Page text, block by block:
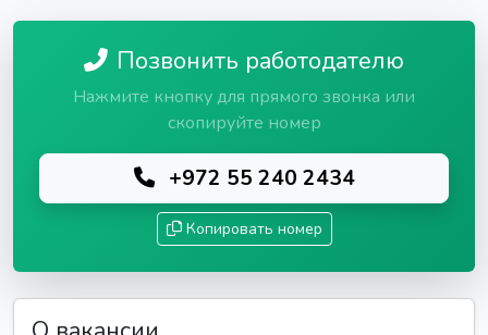
Позвонить работодателю
Нажмите кнопку для прямого звонка или
скопируйте номер
+972 55 240 2434
Копировать номер